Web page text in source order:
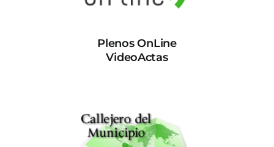
Plenos OnLine
VideoActas